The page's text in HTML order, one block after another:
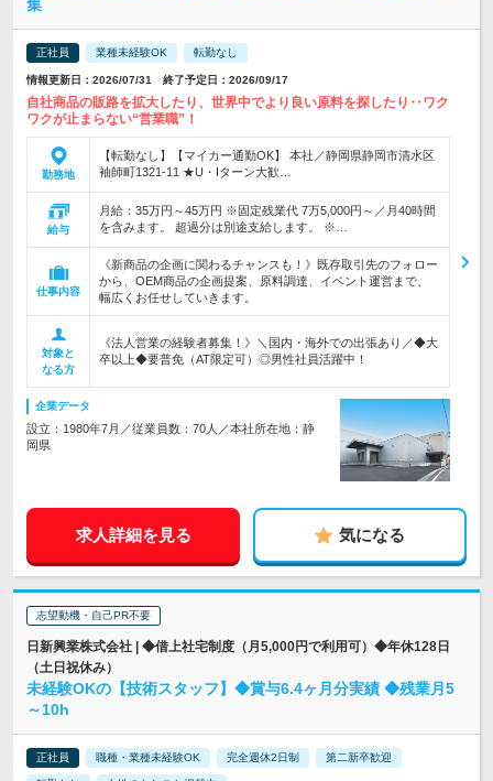
集
正社員 業種未経験OK 転勤なし
情報更新日：2026/07/31 終了予定日：2026/09/17
自社商品の販路を拡大したり、世界中でより良い原料を探したり‥ワク
ワクが止まらない“営業職”！
勤務地
【転勤なし】【マイカー通勤OK】 本社／静岡県静岡市清水区
袖師町1321-11 ★U・Iターン大歓…
給与
月給：35万円～45万円 ※固定残業代 7万5,000円～／月40時間
を含みます。 超過分は別途支給します。 ※…
仕事内容
《新商品の企画に関わるチャンスも！》既存取引先のフォロー
から、OEM商品の企画提案、原料調達、イベント運営まで、
幅広くお任せしていきます。
対象と
なる方
《法人営業の経験者募集！》＼国内・海外での出張あり／◆大
卒以上◆要普免（AT限定可）◎男性社員活躍中！
企業データ
設立：1980年7月／従業員数：70人／本社所在地：静
岡県
求人詳細を見る 気になる
志望動機・自己PR不要
日新興業株式会社 | ◆借上社宅制度（月5,000円で利用可）◆年休128日
（土日祝休み）
未経験OKの【技術スタッフ】◆賞与6.4ヶ月分実績 ◆残業月5
～10h
正社員 職種・業種未経験OK 完全週休2日制 第二新卒歓迎